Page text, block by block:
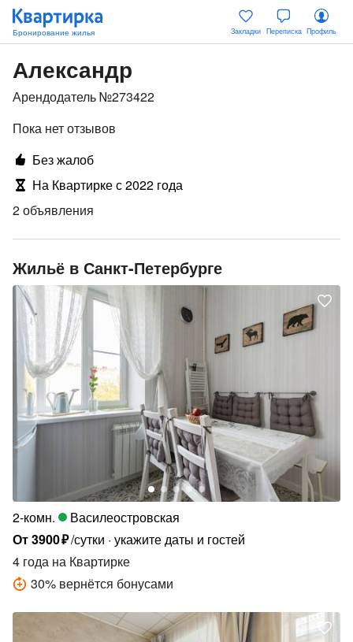
Закладки Переписка Профиль
Александр
Арендодатель №273422
Пока нет отзывов
Без жалоб
На Квартирке с 2022 года
2 объявления
Жильё в Санкт-Петербурге
2-комн.
Василеостровская
От3900₽/сутки укажите даты и гостей
4 года на Квартирке
30% вернётся бонусами